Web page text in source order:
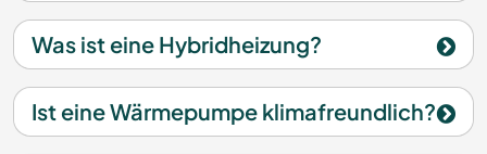
Was ist eine Hybridheizung?
Ist eine Wärmepumpe klimafreundlich?